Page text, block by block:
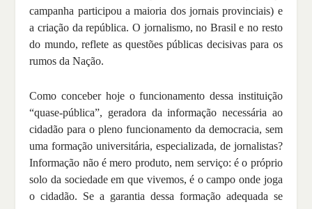
campanha participou a maioria dos jornais provinciais) e
a criação da república. O jornalismo, no Brasil e no resto
do mundo, reflete as questões públicas decisivas para os
rumos da Nação.
Como conceber hoje o funcionamento dessa instituição
“quase-pública”, geradora da informação necessária ao
cidadão para o pleno funcionamento da democracia, sem
uma formação universitária, especializada, de jornalistas?
Informação não é mero produto, nem serviço: é o próprio
solo da sociedade em que vivemos, é o campo onde joga
o cidadão. Se a garantia dessa formação adequada se